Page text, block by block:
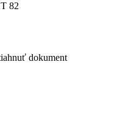
82
dokument